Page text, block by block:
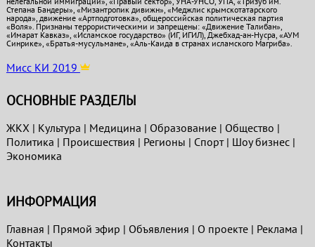
Степана Бандеры», «Мизантропик дивижн», «Меджлис крымскотатарского
народа», движение «Артподготовка», общероссийская политическая партия
«Воля». Признаны террористическими и запрещены: «Движение Талибан»,
«Имарат Кавказ», «Исламское государство» (ИГ, ИГИЛ), Джебхад-ан-Нусра, «АУМ
Синрике», «Братья-мусульмане», «Аль-Каида в странах исламского Магриба».
Мисс КИ 2019
ОСНОВНЫЕ РАЗДЕЛЫ
ЖКХ | Культура | Медицина | Образование| Общество |
Политика | Проиcшествия | Регионы | Спорт| Шоу бизнес|
Экономика
ИНФОРМАЦИЯ
Главная | Прямой эфир | Объявления | О проекте| Реклама |
Контакты